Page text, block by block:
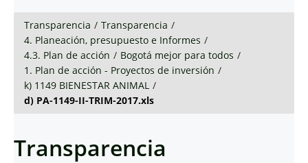
Transparencia / Transparencia /
4. Planeación, presupuesto e Informes /
4.3. Plan de acción / Bogotá mejor para todos /
1. Plan de acción - Proyectos de inversión /
k) 1149 BIENESTAR ANIMAL /
d) PA-1149-II-TRIM-2017.xls
Transparencia